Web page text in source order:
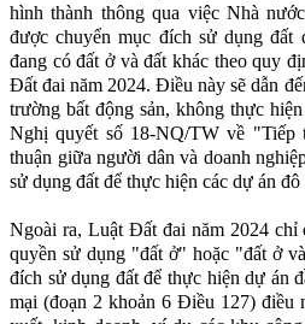
hình thành thông qua việc Nhà
được chuyển mục đích sử dụng đất
đang có đất ở và đất khác theo quy
Đất đai năm 2024. Điều này sẽ dẫn
trường bất động sản, không thực
Nghị quyết số 18-NQ/TW về "Tiếp
thuận giữa người dân và doanh
sử dụng đất để thực hiện các dự án
Ngoài ra, Luật Đất đai năm 2024 chỉ
quyền sử dụng "đất ở" hoặc "đất ở
đích sử dụng đất để thực hiện dự án
mại (đoạn 2 khoản 6 Điều 127) điều